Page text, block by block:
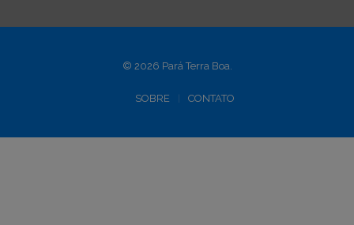
© 2026 Pará Terra Boa.
SOBRE CONTATO